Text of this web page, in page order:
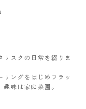
スクの日常を綴りま
リングをはじめフラッ
味は家庭菜園。